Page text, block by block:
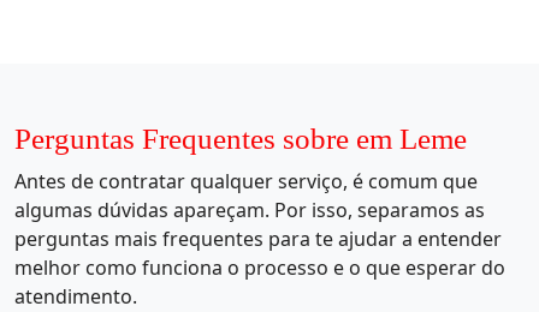
Perguntas Frequentes sobre em Leme
Antes de contratar qualquer serviço, é comum que
algumas dúvidas apareçam. Por isso, separamos as
perguntas mais frequentes para te ajudar a entender
melhor como funciona o processo e o que esperar do
atendimento.